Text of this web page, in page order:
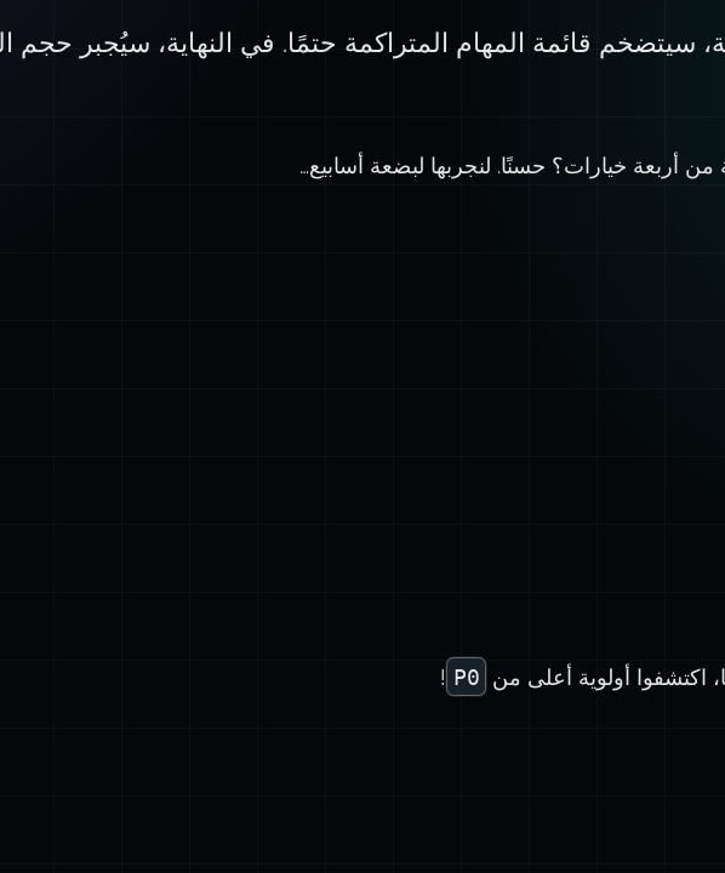
سيتضخم قائمة المهام المتراكمة حتمًا. في النهاية، سيُجبر حجم
من أربعة خيارات؟ حسنًا. لنجربها لبضعة أسابيع…
اكتشفوا أولوية أعلى من P0
!